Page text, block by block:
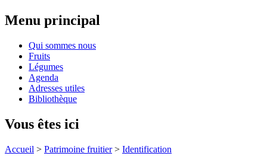
Menu principal
Qui sommes nous
Fruits
Légumes
Agenda
Adresses utiles
Bibliothèque
Vous êtes ici
Accueil > Patrimoine fruitier > Identification